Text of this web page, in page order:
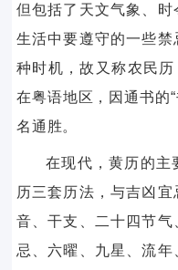
但包括了天文气象、
生活中要遵守的一些
种时机，故又称农民历
在粤语地区，因通书的“
名通胜。
在现代，黄历的主
历三套历法，与吉凶
音、干支、二十四节
忌、六曜、九星、流年